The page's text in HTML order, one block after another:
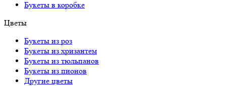
Букеты в коробке
Цветы
Букеты из роз
Букеты из хризантем
Букеты из тюльпанов
Букеты из пионов
Другие цветы